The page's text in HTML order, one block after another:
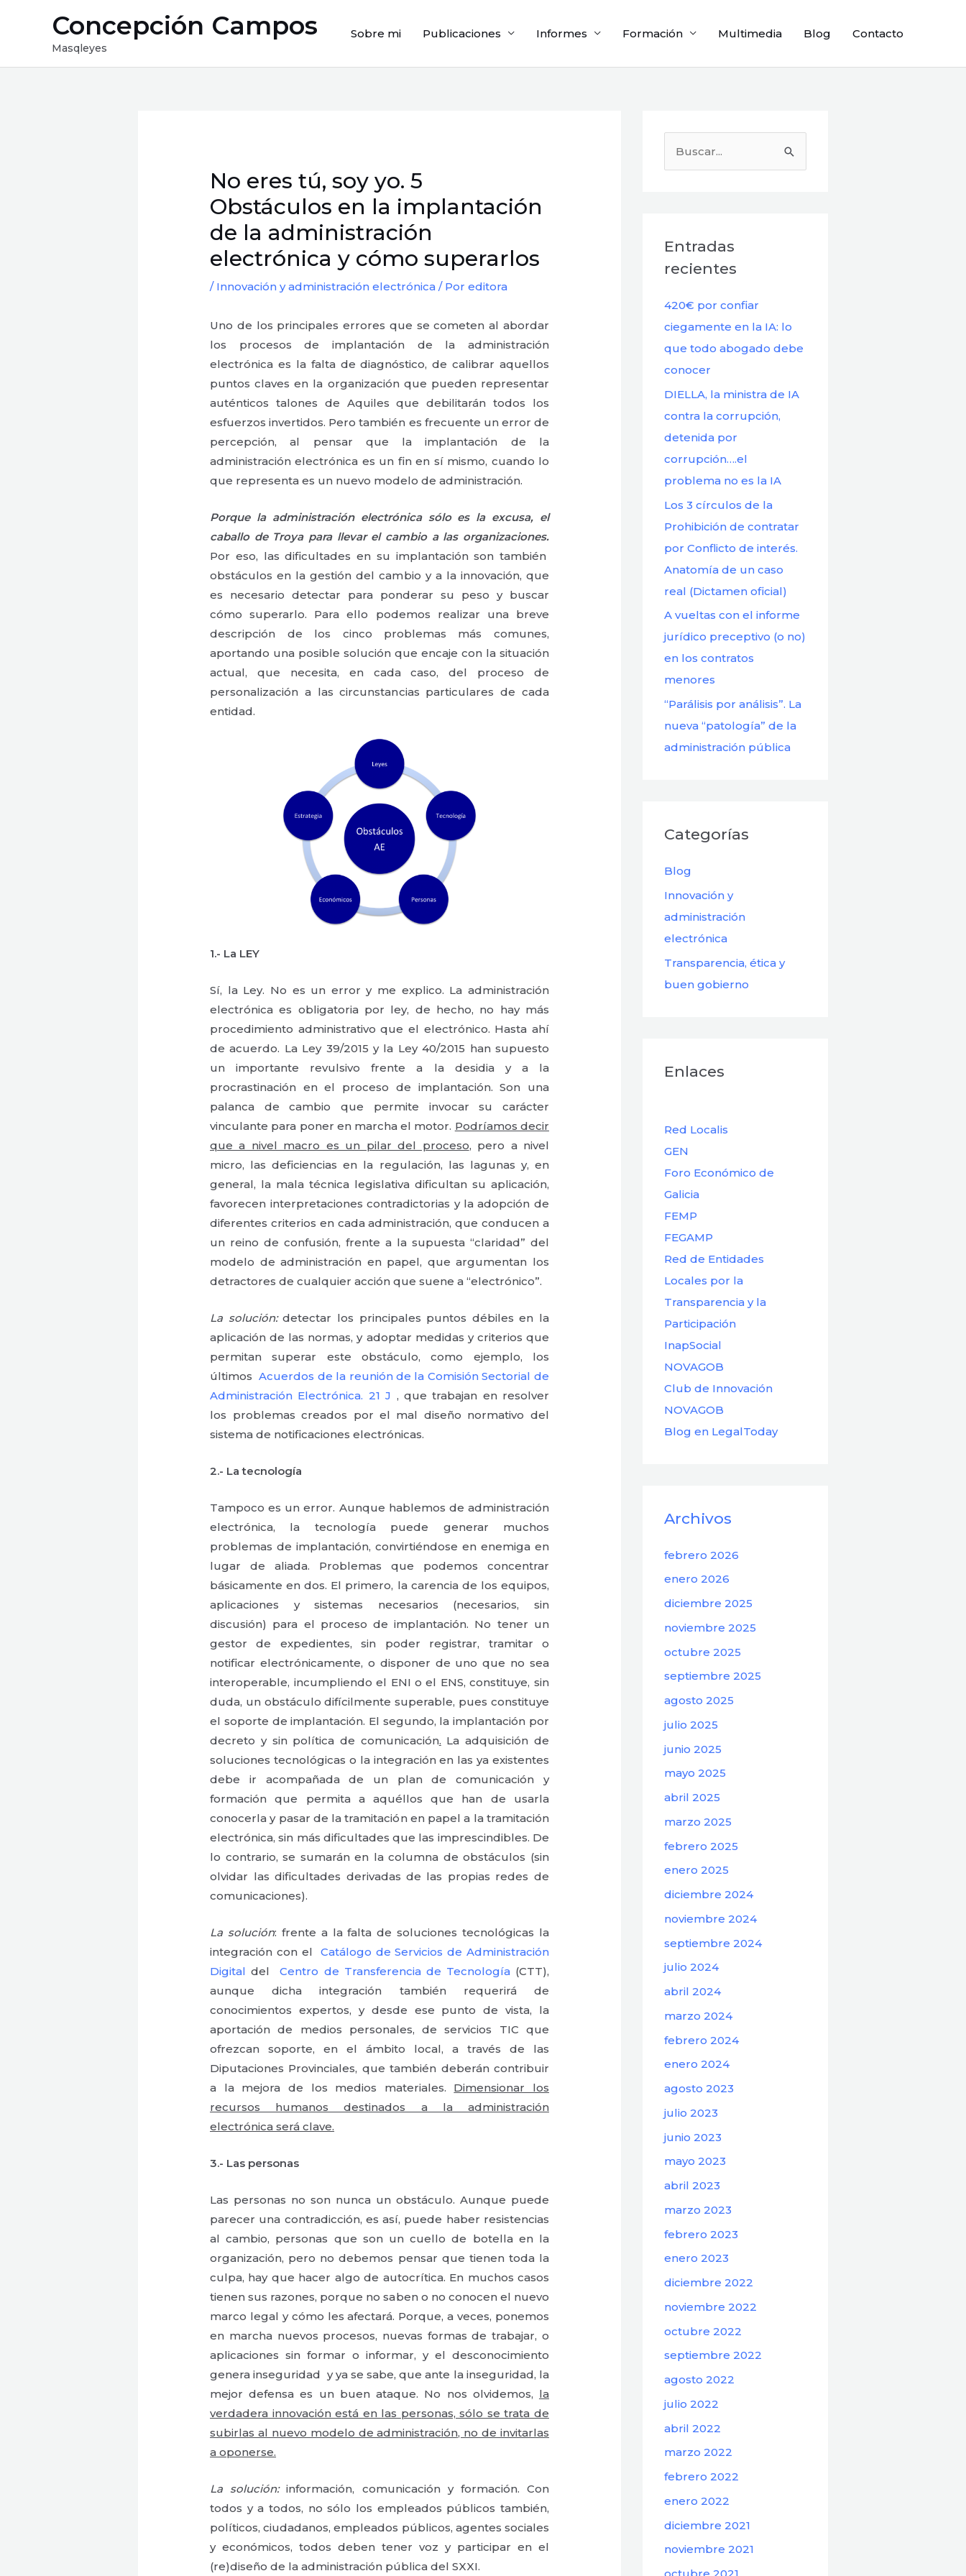
contenido
Concepción Campos
Masqleyes
Sobre mi Publicaciones Informes Formación Multimedia Blog Contacto
No eres tú, soy yo. 5
Obstáculos en la implantación
de la administración
electrónica y cómo superarlos
/ Innovación y administración electrónica / Poreditora
Uno de los principales errores que se cometen al abordar
los procesos de implantación de la administración
electrónica es la falta de diagnóstico, de calibrar aquellos
puntos claves en la organización que pueden representar
auténticos talones de Aquiles que debilitarán todos los
esfuerzos invertidos. Pero también es frecuente un error de
percepción, al pensar que la implantación de la
administración electrónica es un fin en sí mismo, cuando lo
que representa es un nuevo modelo de administración.
Porque la administración electrónica sólo es la excusa, el
caballo de Troya para llevar el cambio a las organizaciones.
Por eso, las dificultades en su implantación son también
obstáculos en la gestión del cambio y a la innovación, que
es necesario detectar para ponderar su peso y buscar
cómo superarlo. Para ello podemos realizar una breve
descripción de los cinco problemas más comunes,
aportando una posible solución que encaje con la situación
actual, que necesita, en cada caso, del proceso de
personalización a las circunstancias particulares de cada
entidad.
1.- La LEY
Sí, la Ley. No es un error y me explico. La administración
electrónica es obligatoria por ley, de hecho, no hay más
procedimiento administrativo que el electrónico. Hasta ahí
de acuerdo. La Ley 39/2015 y la Ley 40/2015 han supuesto
un importante revulsivo frente a la desidia y a la
procrastinación en el proceso de implantación. Son una
palanca de cambio que permite invocar su carácter
vinculante para poner en marcha el motor. Podríamos decir
que a nivel macro es un pilar del proceso, pero a nivel
micro, las deficiencias en la regulación, las lagunas y, en
general, la mala técnica legislativa dificultan su aplicación,
favorecen interpretaciones contradictorias y la adopción de
diferentes criterios en cada administración, que conducen a
un reino de confusión, frente a la supuesta “claridad” del
modelo de administración en papel, que argumentan los
detractores de cualquier acción que suene a “electrónico”.
La solución:detectar los principales puntos débiles en la
aplicación de las normas, y adoptar medidas y criterios que
permitan superar este obstáculo, como ejemplo, los
últimosAcuerdos de la reunión de la Comisión Sectorial de
Administración Electrónica. 21 J , que trabajan en resolver
los problemas creados por el mal diseño normativo del
sistema de notificaciones electrónicas.
2.- La tecnología
Tampoco es un error. Aunque hablemos de administración
electrónica, la tecnología puede generar muchos
problemas de implantación, convirtiéndose en enemiga en
lugar de aliada. Problemas que podemos concentrar
básicamente en dos. El primero, la carencia de los equipos,
aplicaciones y sistemas necesarios (necesarios, sin
discusión) para el proceso de implantación. No tener un
gestor de expedientes, sin poder registrar, tramitar o
notificar electrónicamente, o disponer de uno que no sea
interoperable, incumpliendo el ENI o el ENS, constituye, sin
duda, un obstáculo difícilmente superable, pues constituye
el soporte de implantación. El segundo, la implantación por
decreto y sin política de comunicación. La adquisición de
soluciones tecnológicas o la integración en las ya existentes
debe ir acompañada de un plan de comunicación y
formación que permita a aquéllos que han de usarla
conocerla y pasar de la tramitación en papel a la tramitación
electrónica, sin más dificultades que las imprescindibles. De
lo contrario, se sumarán en la columna de obstáculos (sin
olvidar las dificultades derivadas de las propias redes de
comunicaciones).
La solución: frente a la falta de soluciones tecnológicas la
integración con el Catálogo de Servicios de Administración
Digital delCentro de Transferencia de Tecnología(CTT),
aunque dicha integración también requerirá de
conocimientos expertos, y desde ese punto de vista, la
aportación de medios personales, de servicios TIC que
ofrezcan soporte, en el ámbito local, a través de las
Diputaciones Provinciales, que también deberán contribuir
a la mejora de los medios materiales. Dimensionar los
recursos humanos destinados a la administración
electrónica será clave.
3.- Las personas
Las personas no son nunca un obstáculo. Aunque puede
parecer una contradicción, es así, puede haber resistencias
al cambio, personas que son un cuello de botella en la
organización, pero no debemos pensar que tienen toda la
culpa, hay que hacer algo de autocrítica. En muchos casos
tienen sus razones, porque no saben o no conocen el nuevo
marco legal y cómo les afectará. Porque, a veces, ponemos
en marcha nuevos procesos, nuevas formas de trabajar, o
aplicaciones sin formar o informar, y el desconocimiento
genera inseguridad y ya se sabe, que ante la inseguridad, la
mejor defensa es un buen ataque. No nos olvidemos, la
verdadera innovación está en las personas, sólo se trata de
subirlas al nuevo modelo de administración, no de invitarlas
a oponerse.
La solución:información, comunicación y formación. Con
todos y a todos, no sólo los empleados públicos también,
políticos, ciudadanos, empleados públicos, agentes sociales
y económicos, todos deben tener voz y participar en el
(re)diseño de la administración pública del SXXI.
a
o
r
:
Entradas
recientes
420€ por confiar
ciegamente en la IA: lo
que todo abogado debe
conocer
DIELLA, la ministra de IA
contra la corrupción,
detenida por
corrupción….el
problema no es la IA
Los 3 círculos de la
Prohibición de contratar
por Conflicto de interés.
Anatomía de un caso
real (Dictamen oficial)
A vueltas con el informe
jurídico preceptivo (o no)
en los contratos
menores
“Parálisis por análisis”. La
nueva “patología” de la
administración pública
Categorías
Blog
Innovación y
administración
electrónica
Transparencia, ética y
buen gobierno
Enlaces
Red Localis
GEN
Foro Económico de
Galicia
FEMP
FEGAMP
Red de Entidades
Locales por la
Transparencia y la
Participación
InapSocial
NOVAGOB
Club de Innovación
NOVAGOB
Blog en LegalToday
Archivos
febrero 2026
enero 2026
diciembre 2025
noviembre 2025
octubre 2025
septiembre 2025
agosto 2025
julio 2025
junio 2025
mayo 2025
abril 2025
marzo 2025
febrero 2025
enero 2025
diciembre 2024
noviembre 2024
septiembre 2024
julio 2024
abril 2024
marzo 2024
febrero 2024
enero 2024
agosto 2023
julio 2023
junio 2023
mayo 2023
abril 2023
marzo 2023
febrero 2023
enero 2023
diciembre 2022
noviembre 2022
octubre 2022
septiembre 2022
agosto 2022
julio 2022
abril 2022
marzo 2022
febrero 2022
enero 2022
diciembre 2021
noviembre 2021